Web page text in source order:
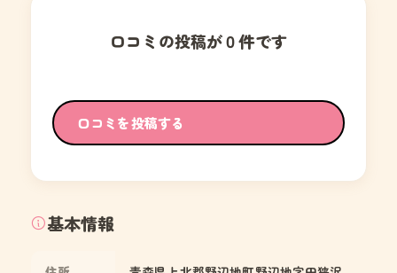
口コミの投稿が０件です
口コミを投稿する
基本情報